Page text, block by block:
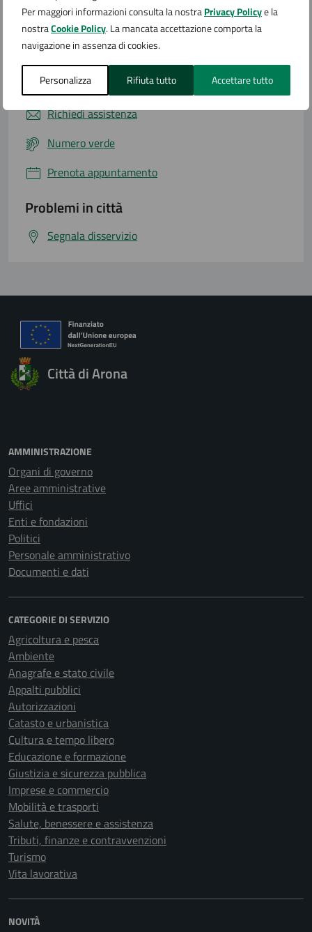
Per maggiori informazioni consulta la nostraPrivacy Policye la
nostraCookie Policy. La mancata accettazione comporta la
navigazione in assenza di cookies.
Personalizza Rifiuta tutto Accettare tutto
Contatta il comune
Leggi le domande frequenti
Richiedi assistenza
Numero verde
Prenota appuntamento
Problemi in città
Segnala disservizio
Città di Arona
AMMINISTRAZIONE
Organi di governo
Aree amministrative
Uffici
Enti e fondazioni
Politici
Personale amministrativo
Documenti e dati
CATEGORIE DI SERVIZIO
Agricoltura e pesca
Ambiente
Anagrafe e stato civile
Appalti pubblici
Autorizzazioni
Catasto e urbanistica
Cultura e tempo libero
Educazione e formazione
Giustizia e sicurezza pubblica
Imprese e commercio
Mobilità e trasporti
Salute, benessere e assistenza
Tributi, finanze e contravvenzioni
Turismo
Vita lavorativa
NOVITÀ